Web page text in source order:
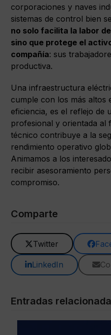
corporaciones y naves
sistemas de control bien
no solo facilita la labor
sino que protege el
compañía: sus
productiva.
Una infraestructura
cumple con los más altos
eficiencia, es el reflejo de
profesional y orientada al
técnico contribuye a la
rendimiento operativo
Animamos a los
recibir asesoramiento
compromiso.
Comparte
Twitter
LinkedIn
Entradas